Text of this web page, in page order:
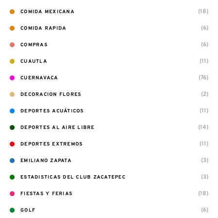
COMIDA MEXICANA (18)
COMIDA RAPIDA (6)
COMPRAS (6)
CUAUTLA (11)
CUERNAVACA (76)
DECORACION FLORES (2)
DEPORTES ACUÁTICOS (11)
DEPORTES AL AIRE LIBRE (14)
DEPORTES EXTREMOS (11)
EMILIANO ZAPATA (3)
ESTADISTICAS DEL CLUB ZACATEPEC (3)
FIESTAS Y FERIAS (18)
GOLF (6)